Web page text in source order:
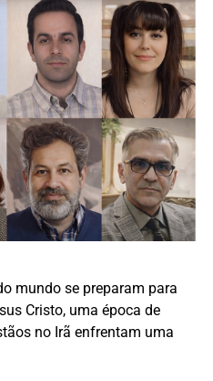
mundo se preparam para
Cristo, uma época de
no Irã enfrentam uma